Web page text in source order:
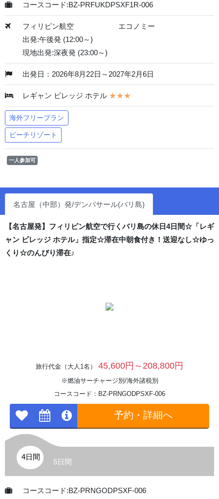
コースコード:BZ-PRFUKDPSXF1R-006
フィリピン航空
エコノミー
出発:午後発 (12:00～)
現地出発:深夜発 (23:00～)
出発日：2026年8月22日～2027年2月6日
レギャン ビレッジ ホテル ★★★
海外フリープラン
ビーチリゾート
一人参加可
名古屋（中部）発/デンパサール(バリ島)
【名古屋発】フィリピン航空で行くバリ島の休日4日間☆「レギ
ャン ビレッジ ホテル」指定☆滞在中朝食付き！送迎なし☆ゆっ
くり☆のんびり滞在♪
旅行代金（大人1名） 45,600円～208,800円
※燃油サーチャージ別/海外諸税別
コースコード：BZ-PRNGODPSXF-006
予約・詳細へ
4日間
5日間
コースコード:BZ-PRNGODPSXF-006